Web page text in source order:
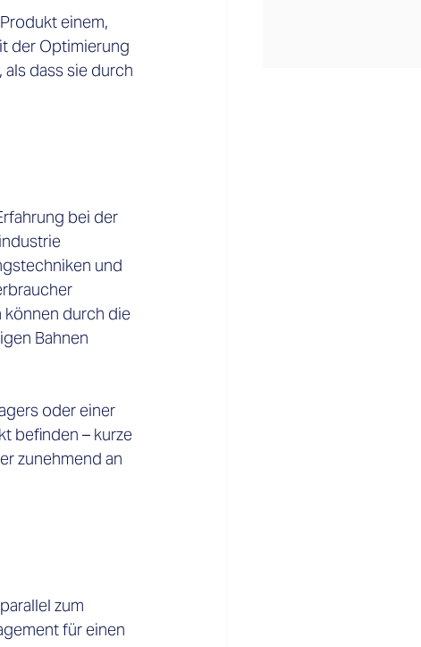
einem,
der Optimierung
dass sie durch
bei der
und
können durch die
Bahnen
oder einer
befinden – kurze
zunehmend an
zum
für einen